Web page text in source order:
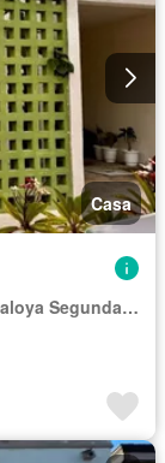
Casa
Fraccionamiento Guayacán, Ranchería Saloya Segunda Sección, El Zapote